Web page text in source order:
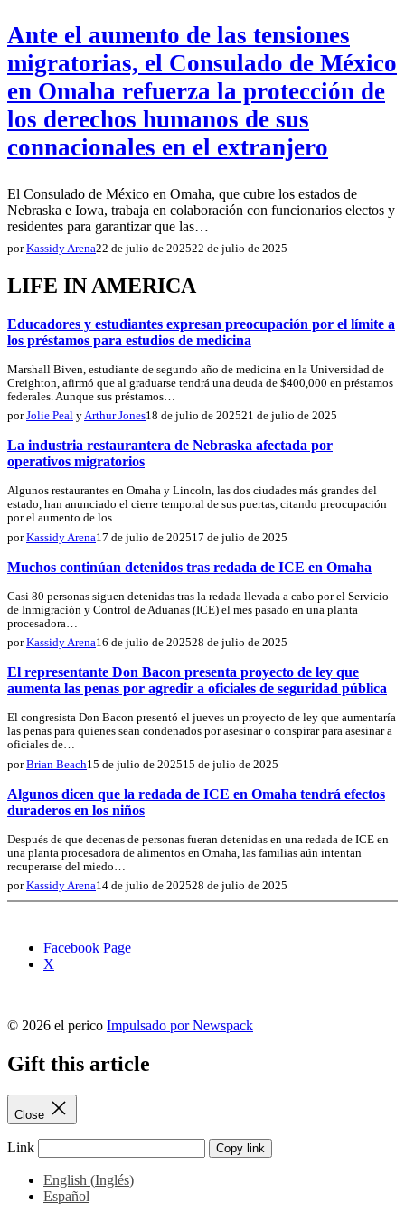
Ante el aumento de las tensiones
migratorias, el Consulado de México
en Omaha refuerza la protección de
los derechos humanos de sus
connacionales en el extranjero
El Consulado de México en Omaha, que cubre los estados de
Nebraska e Iowa, trabaja en colaboración con funcionarios electos y
residentes para garantizar que las…
por Kassidy Arena22 de julio de 202522 de julio de 2025
LIFE IN AMERICA
Educadores y estudiantes expresan preocupación por el límite a
los préstamos para estudios de medicina
Marshall Biven, estudiante de segundo año de medicina en la Universidad de
Creighton, afirmó que al graduarse tendrá una deuda de $400,000 en préstamos
federales. Aunque sus préstamos…
por Jolie Peal yArthur Jones18 de julio de 202521 de julio de 2025
La industria restaurantera de Nebraska afectada por
operativos migratorios
Algunos restaurantes en Omaha y Lincoln, las dos ciudades más grandes del
estado, han anunciado el cierre temporal de sus puertas, citando preocupación
por el aumento de los…
por Kassidy Arena17 de julio de 202517 de julio de 2025
Muchos continúan detenidos tras redada de ICE en Omaha
Casi 80 personas siguen detenidas tras la redada llevada a cabo por el Servicio
de Inmigración y Control de Aduanas (ICE) el mes pasado en una planta
procesadora…
por Kassidy Arena16 de julio de 202528 de julio de 2025
El representante Don Bacon presenta proyecto de ley que
aumenta las penas por agredir a oficiales de seguridad pública
El congresista Don Bacon presentó el jueves un proyecto de ley que aumentaría
las penas para quienes sean condenados por asesinar o conspirar para asesinar a
oficiales de…
por Brian Beach15 de julio de 202515 de julio de 2025
Algunos dicen que la redada de ICE en Omaha tendrá efectos
duraderos en los niños
Después de que decenas de personas fueran detenidas en una redada de ICE en
una planta procesadora de alimentos en Omaha, las familias aún intentan
recuperarse del miedo…
por Kassidy Arena14 de julio de 202528 de julio de 2025
Facebook Page
X
© 2026 el perico Impulsado por Newspack
Gift this article
Close
Link Copy link
English (Inglés)
Español